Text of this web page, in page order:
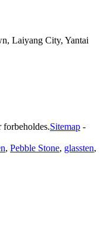
Laiyang City, Yantai
Sitemap -
, Pebble Stone, glassten,